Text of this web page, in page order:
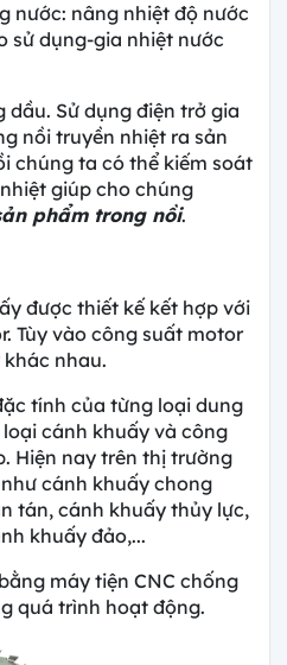
nước: nâng nhiệt độ nước
sử dụng-gia nhiệt nước
Sử dụng điện trở gia
nồi truyền nhiệt ra sản
chúng ta có thể kiếm soát
giúp cho chúng
phẩm trong nồi.
được thiết kế kết hợp với
Tùy vào công suất motor
nhau.
tính của từng loại dung
cánh khuấy và công
Hiện nay trên thị trường
cánh khuấy chong
tán, cánh khuấy thủy lực,
khuấy đảo,...
máy tiện CNC chống
quá trình hoạt động.